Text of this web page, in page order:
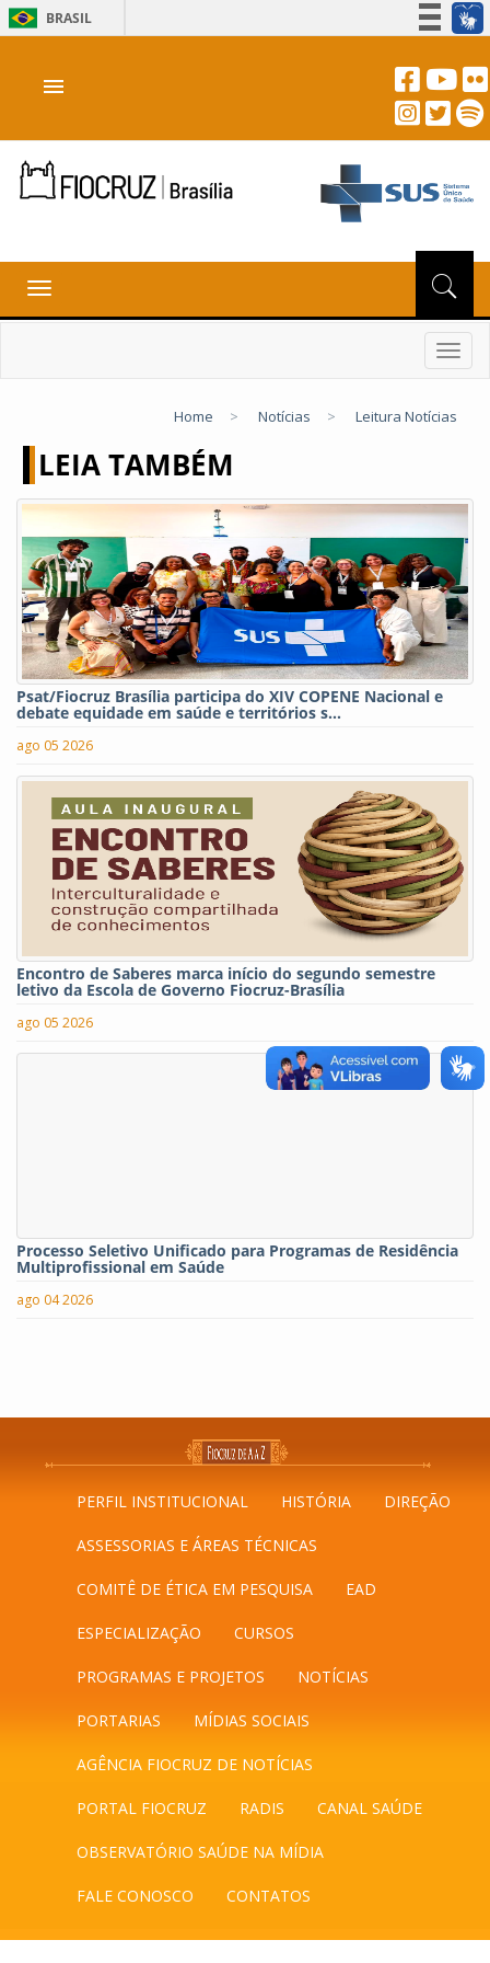
BRASIL
Acesso à informação
Canais
menu
Toggle
navigation
Home > Notícias > Leitura Notícias
LEIA TAMBÉM
Psat/Fiocruz Brasília participa do XIV COPENE Nacional e
debate equidade em saúde e territórios s...
ago 05 2026
Encontro de Saberes marca início do segundo semestre
letivo da Escola de Governo Fiocruz-Brasília
ago 05 2026
Processo Seletivo Unificado para Programas de Residência
Multiprofissional em Saúde
ago 04 2026
PERFIL INSTITUCIONAL HISTÓRIA DIREÇÃO
ASSESSORIAS E ÁREAS TÉCNICAS
COMITÊ DE ÉTICA EM PESQUISA EAD
ESPECIALIZAÇÃO CURSOS
PROGRAMAS E PROJETOS NOTÍCIAS
PORTARIAS MÍDIAS SOCIAIS
AGÊNCIA FIOCRUZ DE NOTÍCIAS
PORTAL FIOCRUZ RADIS CANAL SAÚDE
OBSERVATÓRIO SAÚDE NA MÍDIA
FALE CONOSCO CONTATOS